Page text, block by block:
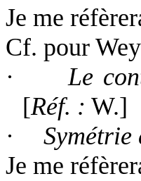
Je me
Cf. pour
·
Le
[Réf. : W.]
·
Symétrie
Je me